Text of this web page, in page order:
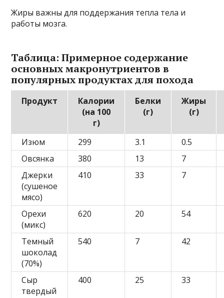
Жиры важны для поддержания тепла тела и
работы мозга.
Таблица: Примерное содержание
основных макронутриентов в
популярных продуктах для похода
Продукт
Калории
(на 100
г)
Белки
(г)
Жиры
(г)
Изюм 299 3.1
0.5
Овсянка
380 13
7
Джерки
(сушеное
мясо)
410 33 7
Орехи
(микс)
620 20 54
Темный
шоколад
(70%)
540 7 42
Сыр
твердый
400 25 33